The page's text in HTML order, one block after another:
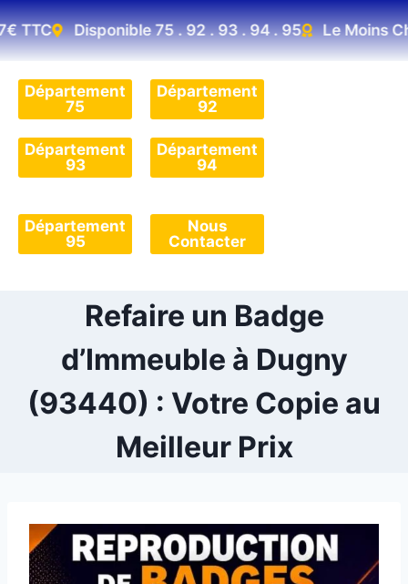
TTC Disponible 75 . 92 . 93 . 94 . 95 Le Moins
Département
75
Département
92
Département
93
Département
94
Département
95
Nous
Contacter
Refaire un Badge
d’Immeuble à Dugny
(93440) : Votre Copie au
Meilleur Prix